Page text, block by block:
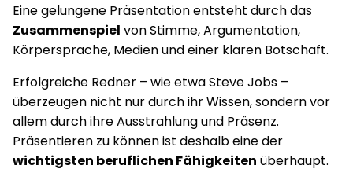
Eine gelungene Präsentation entsteht durch das
Zusammenspiel von Stimme, Argumentation,
Körpersprache, Medien und einer klaren Botschaft.
Erfolgreiche Redner – wie etwa Steve Jobs –
überzeugen nicht nur durch ihr Wissen, sondern vor
allem durch ihre Ausstrahlung und Präsenz.
Präsentieren zu können ist deshalb eine der
wichtigsten beruflichen Fähigkeiten überhaupt.